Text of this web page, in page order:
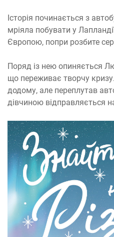
Історія починається з
мріяла побувати у
Європою, попри розбите
Поряд із нею опиняється
що переживає творчу
додому, але переплутав
дівчиною відправляється